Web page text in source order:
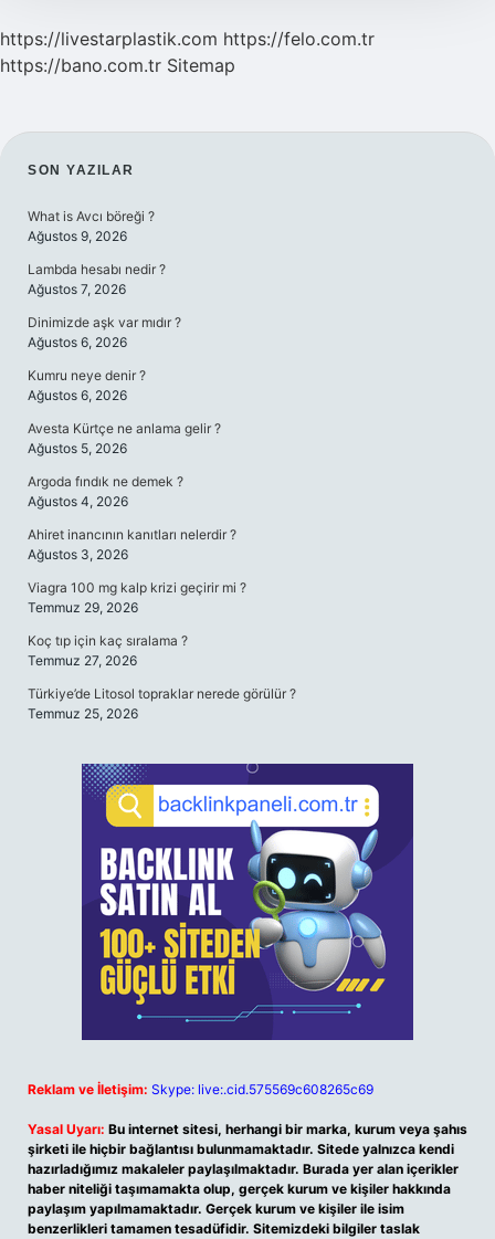
https://livestarplastik.com https://felo.com.tr
https://bano.com.tr Sitemap
SIDEBAR
SON YAZILAR
What is Avcı böreği ?
Ağustos 9, 2026
Lambda hesabı nedir ?
Ağustos 7, 2026
Dinimizde aşk var mıdır ?
Ağustos 6, 2026
Kumru neye denir ?
Ağustos 6, 2026
Avesta Kürtçe ne anlama gelir ?
Ağustos 5, 2026
Argoda fındık ne demek ?
Ağustos 4, 2026
Ahiret inancının kanıtları nelerdir ?
Ağustos 3, 2026
Viagra 100 mg kalp krizi geçirir mi ?
Temmuz 29, 2026
Koç tıp için kaç sıralama ?
Temmuz 27, 2026
Türkiye’de Litosol topraklar nerede görülür ?
Temmuz 25, 2026
Reklam ve İletişim: Skype: live:.cid.575569c608265c69
Yasal Uyarı: Bu internet sitesi, herhangi bir marka, kurum veya şahıs
şirketi ile hiçbir bağlantısı bulunmamaktadır. Sitede yalnızca kendi
hazırladığımız makaleler paylaşılmaktadır. Burada yer alan içerikler
haber niteliği taşımamakta olup, gerçek kurum ve kişiler hakkında
paylaşım yapılmamaktadır. Gerçek kurum ve kişiler ile isim
benzerlikleri tamamen tesadüfidir. Sitemizdeki bilgiler taslak